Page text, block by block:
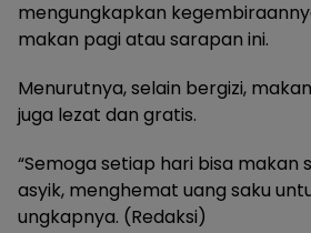
mengungkapkan
makan pagi atau sarapan ini.
Menurutnya, selain bergizi,
juga lezat dan gratis.
“Semoga setiap hari bisa makan
asyik, menghemat uang saku
ungkapnya. (Redaksi)